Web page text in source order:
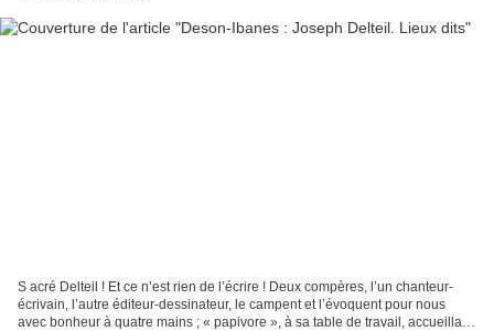
S acré Delteil ! Et ce n’est rien de l’écrire ! Deux compères, l’un chanteur-
écrivain, l’autre éditeur-dessinateur, le campent et l’évoquent pour nous
avec bonheur à quatre mains ; « papivore », à sa table de travail, accueillant